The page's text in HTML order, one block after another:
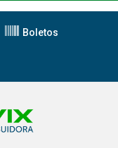
Boletos